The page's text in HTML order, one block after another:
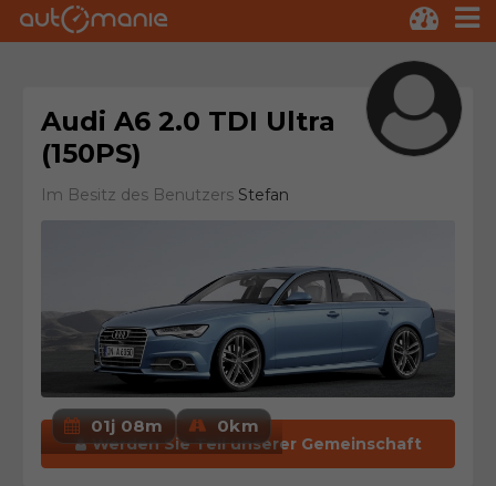
Audi A6 2.0 TDI Ultra
(150PS)
Im Besitz des Benutzers Stefan
01j 08m 0km
Werden Sie Teil unserer Gemeinschaft